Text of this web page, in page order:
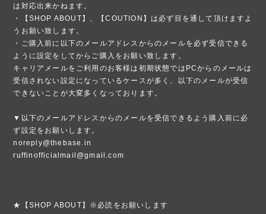
は対応出来かねます。
・【SHOP ABOUT】、【COUTION】は必ず目を通して頂けますよ
うお願い致します。
・ご購入前に以下のメールアドレスからのメールを必ず受信できる
ように設定をしてからご購入をお願い致します。
キャリアメールをご利用のお客様は初期状態ではPCからのメールは
受信されない設定になっているケースが多く、以下のメールが受信
できないことが大変多くなっております。
▼以下のメールアドレスからのメールを受信できるよう購入前に必
ず設定をお願いします。
noreply@thebase.in
ruffinofficialmail@gmail.com
★【SHOP ABOUT】※必読をお願いします